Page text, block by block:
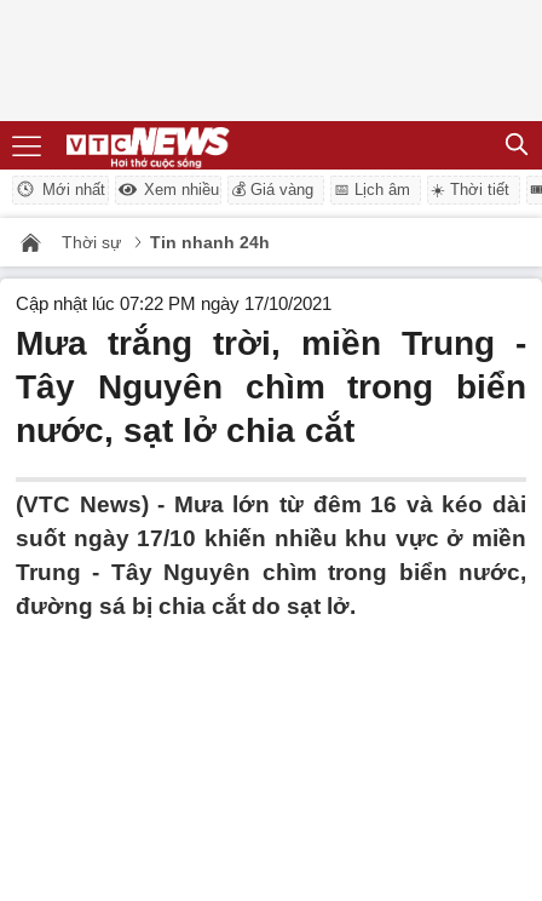
Mới nhất Xem nhiều 💰 Giá vàng 📅 Lịch âm ☀️ Thời tiết
Thời sự Tin nhanh 24h
Cập nhật lúc 07:22 PM ngày 17/10/2021
Mưa trắng trời, miền Trung -
Tây Nguyên chìm trong biển
nước, sạt lở chia cắt
(VTC News) - Mưa lớn từ đêm 16 và kéo dài
suốt ngày 17/10 khiến nhiều khu vực ở miền
Trung - Tây Nguyên chìm trong biển nước,
đường sá bị chia cắt do sạt lở.